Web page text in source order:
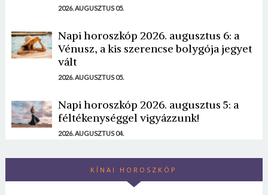
2026. AUGUSZTUS 05.
Napi horoszkóp 2026. augusztus 6: a
Vénusz, a kis szerencse bolygója jegyet
vált
2026. AUGUSZTUS 05.
Napi horoszkóp 2026. augusztus 5: a
féltékenységgel vigyázzunk!
2026. AUGUSZTUS 04.
KÍNAI HOROSZKÓP